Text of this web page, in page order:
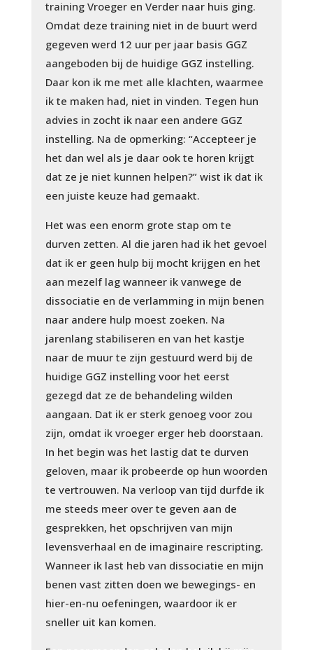
training Vroeger en Verder naar huis ging.
Omdat deze training niet in de buurt werd
gegeven werd 12 uur per jaar basis GGZ
aangeboden bij de huidige GGZ instelling.
Daar kon ik me met alle klachten, waarmee
ik te maken had, niet in vinden. Tegen hun
advies in zocht ik naar een andere GGZ
instelling. Na de opmerking: “Accepteer je
het dan wel als je daar ook te horen krijgt
dat ze je niet kunnen helpen?” wist ik dat ik
een juiste keuze had gemaakt.
Het was een enorm grote stap om te
durven zetten. Al die jaren had ik het gevoel
dat ik er geen hulp bij mocht krijgen en het
aan mezelf lag wanneer ik vanwege de
dissociatie en de verlamming in mijn benen
naar andere hulp moest zoeken. Na
jarenlang stabiliseren en van het kastje
naar de muur te zijn gestuurd werd bij de
huidige GGZ instelling voor het eerst
gezegd dat ze de behandeling wilden
aangaan. Dat ik er sterk genoeg voor zou
zijn, omdat ik vroeger erger heb doorstaan.
In het begin was het lastig dat te durven
geloven, maar ik probeerde op hun woorden
te vertrouwen. Na verloop van tijd durfde ik
me steeds meer over te geven aan de
gesprekken, het opschrijven van mijn
levensverhaal en de imaginaire rescripting.
Wanneer ik last heb van dissociatie en mijn
benen vast zitten doen we bewegings- en
hier-en-nu oefeningen, waardoor ik er
sneller uit kan komen.